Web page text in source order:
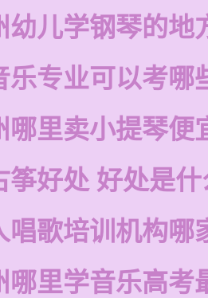
幼儿学钢琴的地
乐专业可以考哪
哪里卖小提琴便
筝好处 好处是什
唱歌培训机构哪
哪里学音乐高考